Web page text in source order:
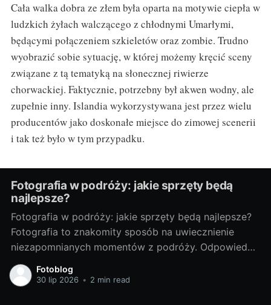
Cała walka dobra ze złem była oparta na motywie ciepła w
ludzkich żyłach walczącego z chłodnymi Umarłymi,
będącymi połączeniem szkieletów oraz zombie. Trudno
wyobrazić sobie sytuację, w której możemy kręcić sceny
związane z tą tematyką na słonecznej riwierze
chorwackiej. Faktycznie, potrzebny był akwen wodny, ale
zupełnie inny. Islandia wykorzystywana jest przez wielu
producentów jako doskonałe miejsce do zimowej scenerii
i tak też było w tym przypadku.
Fotografia w podróży: jakie sprzęty będą
najlepsze?
Fotografia w podróży: jakie sprzęty będą najlepsze?
Fotografia to znakomity sposób na uwiecznienie
niezapomnianych momentów z podróży. Odpowiedni
sprzęt fotograficzny to klucz do tworzenia
doskonałych zdjęć. Poniżej przedstawiam porady, jak
Fotoblog
30 lip 2026 • 2 min read